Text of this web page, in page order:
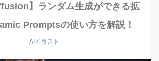
】ランダム生成ができる拡
Promptsの使い方を解説！
AIイラスト